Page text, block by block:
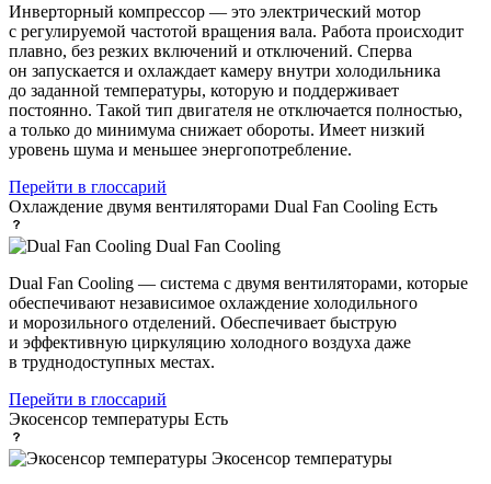
Инверторный компрессор — это электрический мотор
с регулируемой частотой вращения вала. Работа происходит
плавно, без резких включений и отключений. Сперва
он запускается и охлаждает камеру внутри холодильника
до заданной температуры, которую и поддерживает
постоянно. Такой тип двигателя не отключается полностью,
а только до минимума снижает обороты. Имеет низкий
уровень шума и меньшее энергопотребление.
Перейти в глоссарий
Охлаждение двумя вентиляторами Dual Fan Cooling Есть
Dual Fan Cooling
Dual Fan Cooling — система с двумя вентиляторами, которые
обеспечивают независимое охлаждение холодильного
и морозильного отделений. Обеспечивает быструю
и эффективную циркуляцию холодного воздуха даже
в труднодоступных местах.
Перейти в глоссарий
Экосенсор температуры Есть
Экосенсор температуры